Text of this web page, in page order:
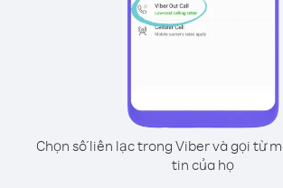
Chọn số liên lạc trong Viber và gọi từ
tin của họ